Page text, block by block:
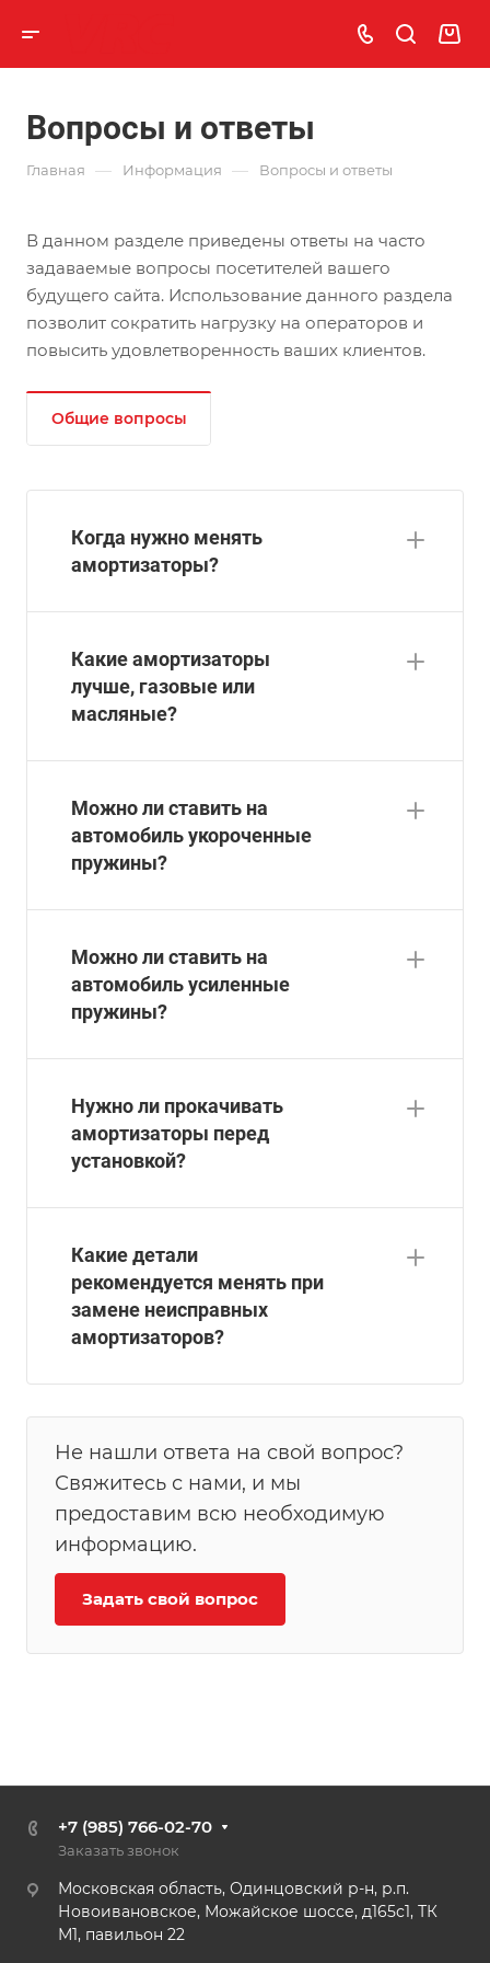
Вопросы и ответы
Главная — Информация — Вопросы и ответы
В данном разделе приведены ответы на часто
задаваемые вопросы посетителей вашего
будущего сайта. Использование данного раздела
позволит сократить нагрузку на операторов и
повысить удовлетворенность ваших клиентов.
Общие вопросы
Когда нужно менять
амортизаторы?
Какие амортизаторы
лучше, газовые или
масляные?
Можно ли ставить на
автомобиль укороченные
пружины?
Можно ли ставить на
автомобиль усиленные
пружины?
Нужно ли прокачивать
амортизаторы перед
установкой?
Какие детали
рекомендуется менять при
замене неисправных
амортизаторов?
Не нашли ответа на свой вопрос?
Свяжитесь с нами, и мы
предоставим всю необходимую
информацию.
Задать свой вопрос
+7 (985) 766-02-70
Заказать звонок
Московская область, Одинцовский р-н, р.п.
Новоивановское, Можайское шоссе, д165с1, ТК
М1, павильон 22